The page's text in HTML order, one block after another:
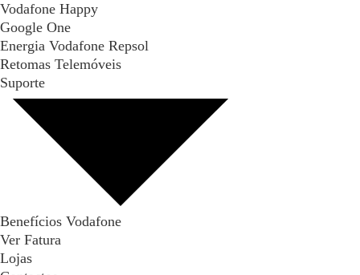
Vodafone Happy
Google One
Energia Vodafone Repsol
Retomas Telemóveis
Suporte
Benefícios Vodafone
Ver Fatura
Lojas